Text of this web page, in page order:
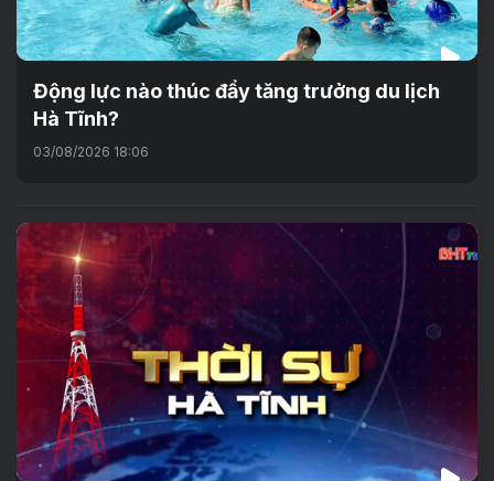
Động lực nào thúc đẩy tăng trưởng du lịch
Hà Tĩnh?
03/08/2026 18:06